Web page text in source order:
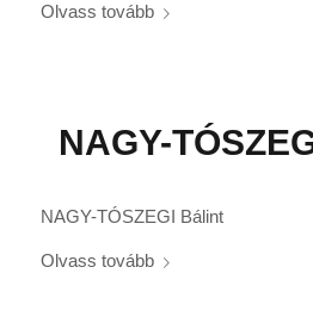
Olvass tovább
NAGY-
NAGY-TÓSZEGI Bálint
Olvass tovább